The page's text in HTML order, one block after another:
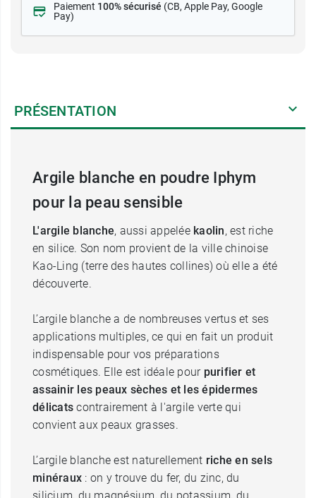
Paiement 100% sécurisé (CB, Apple Pay, Google
Pay)
PRÉSENTATION
Argile blanche en poudre Iphym
pour la peau sensible
L'argile blanche, aussi appelée kaolin, est riche
en silice. Son nom provient de la ville chinoise
Kao-Ling (terre des hautes collines) où elle a été
découverte.
L’argile blanche a de nombreuses vertus et ses
applications multiples, ce qui en fait un produit
indispensable pour vos préparations
cosmétiques. Elle est idéale pour purifier et
assainir les peaux sèches et les épidermes
délicats contrairement à l'argile verte qui
convient aux peaux grasses.
L’argile blanche est naturellement riche en sels
minéraux : on y trouve du fer, du zinc, du